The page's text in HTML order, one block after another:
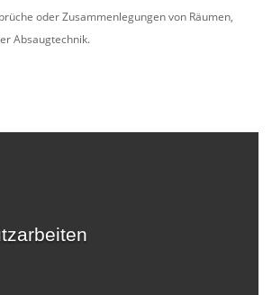
oder Zusammenlegungen von Räumen,
Absaugtechnik.